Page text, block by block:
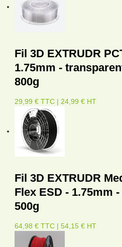
Fil 3D EXTRUDR
1.75mm -
800g
29,99 € TTC | 24,99 € HT
Fil 3D EXTRUDR
Flex ESD - 1.75mm
500g
64,98 € TTC | 54,15 € HT